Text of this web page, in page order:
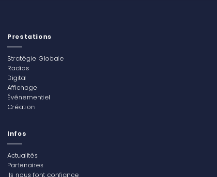
Prestations
Stratégie Globale
Radios
Digital
Affichage
Événementiel
Création
Infos
Actualités
Partenaires
Ils nous font confiance